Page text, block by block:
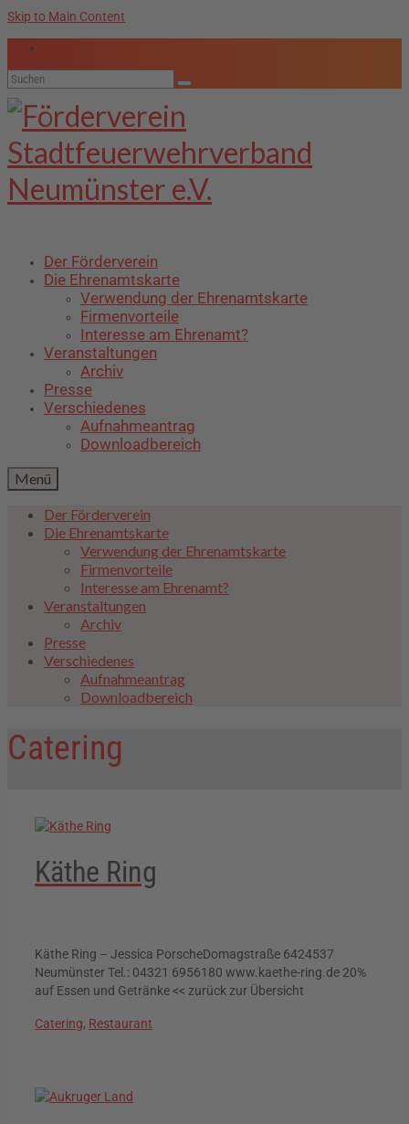
Skip to Main Content
Suche
nach:
Der Förderverein
Die Ehrenamtskarte
Verwendung der Ehrenamtskarte
Firmenvorteile
Interesse am Ehrenamt?
Veranstaltungen
Archiv
Presse
Verschiedenes
Aufnahmeantrag
Downloadbereich
Menü
Der Förderverein
Die Ehrenamtskarte
Verwendung der Ehrenamtskarte
Firmenvorteile
Interesse am Ehrenamt?
Veranstaltungen
Archiv
Presse
Verschiedenes
Aufnahmeantrag
Downloadbereich
Catering
Käthe Ring
Käthe Ring – Jessica PorscheDomagstraße 6424537
Neumünster Tel.: 04321 6956180 www.kaethe-ring.de 20%
auf Essen und Getränke << zurück zur Übersicht
Catering, Restaurant